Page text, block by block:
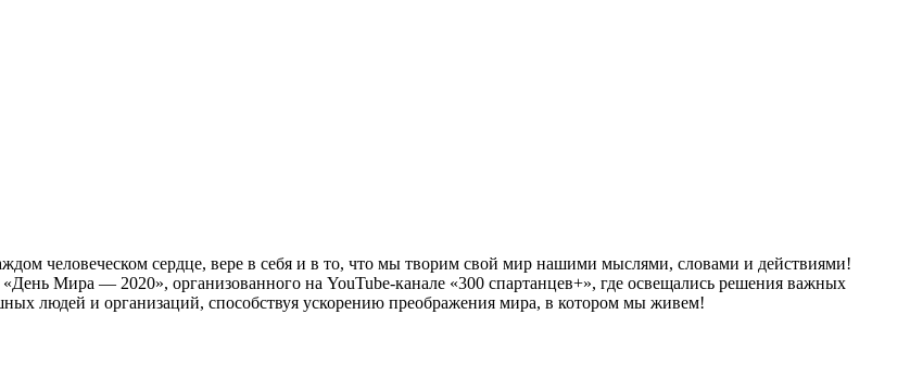
сердце, вере в себя и в то, что мы творим свой мир нашими мыслями, словами и действиями!
Мира — 2020», организованного на YouTube-канале «300 спартанцев+», где освещались решения важных
людей и организаций, способствуя ускорению преображения мира, в котором мы живем!